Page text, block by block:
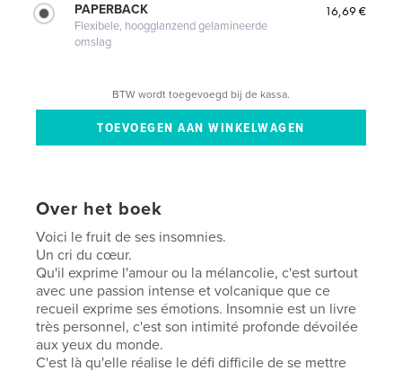
PAPERBACK
Flexibele, hoogglanzend gelamineerde
omslag
16,69 €
BTW wordt toegevoegd bij de kassa.
Over het boek
Voici le fruit de ses insomnies.
Un cri du cœur.
Qu'il exprime l'amour ou la mélancolie, c'est surtout
avec une passion intense et volcanique que ce
recueil exprime ses émotions. Insomnie est un livre
très personnel, c'est son intimité profonde dévoilée
aux yeux du monde.
C'est là qu'elle réalise le défi difficile de se mettre